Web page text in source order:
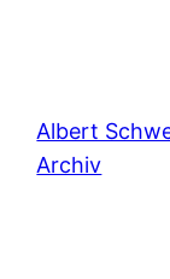
Albert
Archiv